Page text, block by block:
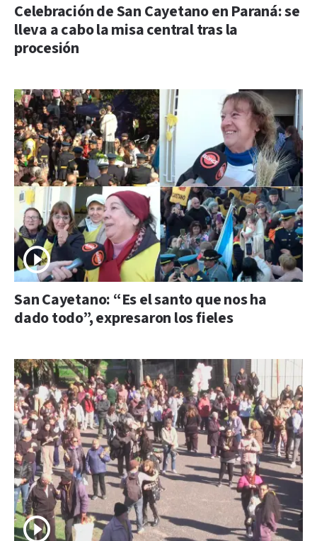
Celebración de San Cayetano en Paraná: se
lleva a cabo la misa central tras la
procesión
San Cayetano: “Es el santo que nos ha
dado todo”, expresaron los fieles